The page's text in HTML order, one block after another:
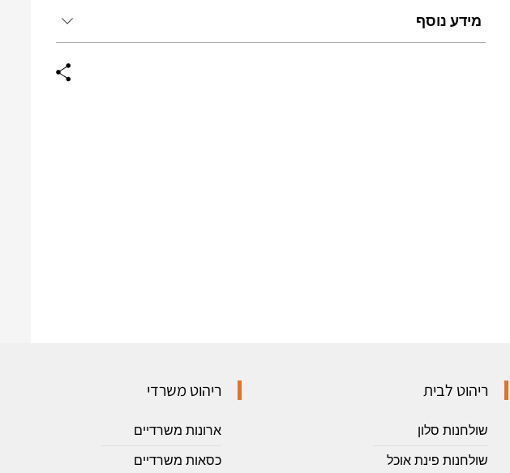
מידע נוסף
ריהוט לבית
שולחנות סלון
שולחנות פינת אוכל
ריהוט משרדי
ארונות משרדיים
כסאות משרדיים